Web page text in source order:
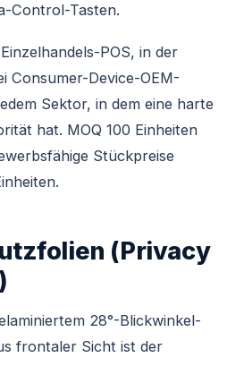
Control-Tasten.
POS, in der
Consumer-Device-OEM-
Sektor, in dem eine harte
hat. MOQ 100 Einheiten
Stückpreise
(Privacy
28°-Blickwinkel-
frontaler Sicht ist der